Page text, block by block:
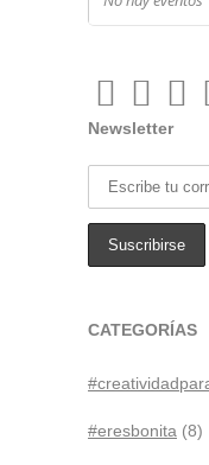
Newsletter
CATEGORÍAS
#eresbonita (8)